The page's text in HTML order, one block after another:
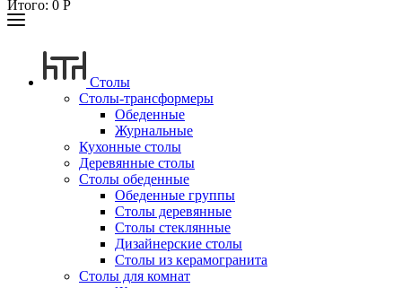
Итого: 0 Р
Столы
Столы-трансформеры
Обеденные
Журнальные
Кухонные столы
Деревянные столы
Столы обеденные
Обеденные группы
Столы деревянные
Столы стеклянные
Дизайнерские столы
Столы из керамогранита
Столы для комнат